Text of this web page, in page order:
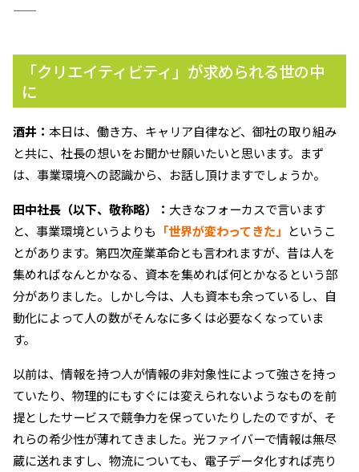
―――――
「クリエイティビティ」が求められる世の中
に
酒井：本日は、働き方、キャリア自律など、御社の取り組み
と共に、社長の想いをお聞かせ願いたいと思います。まず
は、事業環境への認識から、お話し頂けますでしょうか。
田中社長（以下、敬称略）： 大きなフォーカスで言います
と、事業環境というよりも 「世界が変わってきた」 というこ
とがあります。第四次産業革命とも言われますが、昔は人を
集めればなんとかなる、資本を集めれば何とかなるという部
分がありました。しかし今は、人も資本も余っているし、自
動化によって人の数がそんなに多くは必要なくなっていま
す。
以前は、情報を持つ人が情報の非対象性によって強さを持っ
ていたり、物理的にもすぐには変えられないようなものを前
提としたサービスで競争力を保っていたりしたのですが、そ
れらの希少性が薄れてきました。光ファイバーで情報は無尽
蔵に送れますし、物流についても、電子データ化すれば売り